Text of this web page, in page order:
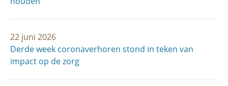
22 juni 2026
Derde week coronaverhoren stond in teken van
impact op de zorg